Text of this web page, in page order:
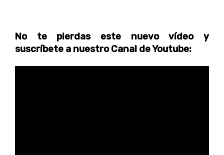
No te pierdas este nuevo vídeo y
suscríbete a nuestro Canal de Youtube: